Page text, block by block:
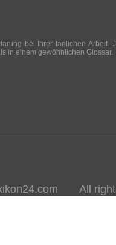
bei Ihrer täglichen Arbeit.
in einem gewöhnlichen Glossar.
All